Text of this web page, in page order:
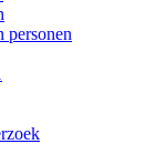
personen